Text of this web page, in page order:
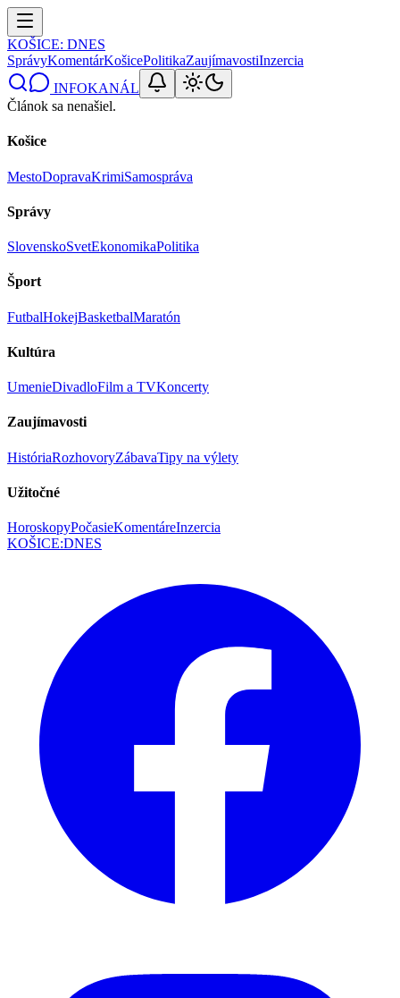
KOŠICE: DNES
SprávyKomentárKošicePolitikaZaujímavostiInzercia
INFOKANÁL
Článok sa nenašiel.
Košice
MestoDopravaKrimiSamospráva
Správy
SlovenskoSvetEkonomikaPolitika
Šport
FutbalHokejBasketbalMaratón
Kultúra
UmenieDivadloFilm a TVKoncerty
Zaujímavosti
HistóriaRozhovoryZábavaTipy na výlety
Užitočné
HoroskopyPočasieKomentáreInzercia
KOŠICE:DNES